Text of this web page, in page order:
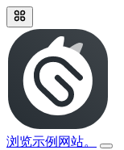
浏览示例网站。